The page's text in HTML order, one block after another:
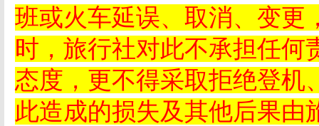
班或火车延误、取消、变更
时，旅行社对此不承担任何
态度，更不得采取拒绝登机
此造成的损失及其他后果由